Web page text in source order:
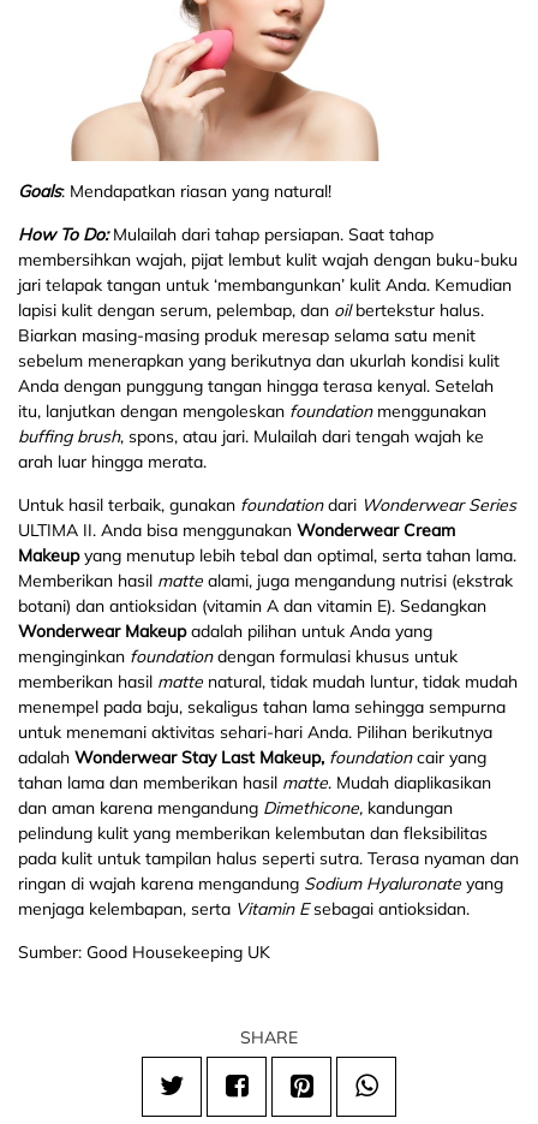
Goals: Mendapatkan riasan yang natural!
How To Do:Mulailah dari tahap persiapan. Saat tahap
membersihkan wajah, pijat lembut kulit wajah dengan buku-buku
jari telapak tangan untuk ‘membangunkan’ kulit Anda. Kemudian
lapisi kulit dengan serum, pelembap, dan oilbertekstur halus.
Biarkan masing-masing produk meresap selama satu menit
sebelum menerapkan yang berikutnya dan ukurlah kondisi kulit
Anda dengan punggung tangan hingga terasa kenyal. Setelah
itu, lanjutkan dengan mengoleskan foundationmenggunakan
buffing brush, spons, atau jari. Mulailah dari tengah wajah ke
arah luar hingga merata.
Untuk hasil terbaik, gunakan foundationdari Wonderwear Series
ULTIMA II. Anda bisa menggunakan Wonderwear Cream
Makeupyang menutup lebih tebal dan optimal, serta tahan lama.
Memberikan hasil matte alami, juga mengandung nutrisi (ekstrak
botani) dan antioksidan (vitamin A dan vitamin E). Sedangkan
Wonderwear Makeupadalah pilihan untuk Anda yang
menginginkan foundationdengan formulasi khusus untuk
memberikan hasil matte natural, tidak mudah luntur, tidak mudah
menempel pada baju, sekaligus tahan lama sehingga sempurna
untuk menemani aktivitas sehari-hari Anda. Pilihan berikutnya
adalah Wonderwear Stay Last Makeup, foundationcair yang
tahan lama dan memberikan hasil matte. Mudah diaplikasikan
dan aman karena mengandung Dimethicone, kandungan
pelindung kulit yang memberikan kelembutan dan fleksibilitas
pada kulit untuk tampilan halus seperti sutra. Terasa nyaman dan
ringan di wajah karena mengandung Sodium Hyaluronate yang
menjaga kelembapan, serta Vitamin Esebagai antioksidan.
Sumber: Good Housekeeping UK
SHARE